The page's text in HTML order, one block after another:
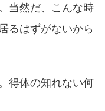
当然だ、こんな時
るはずがないから
得体の知れない何